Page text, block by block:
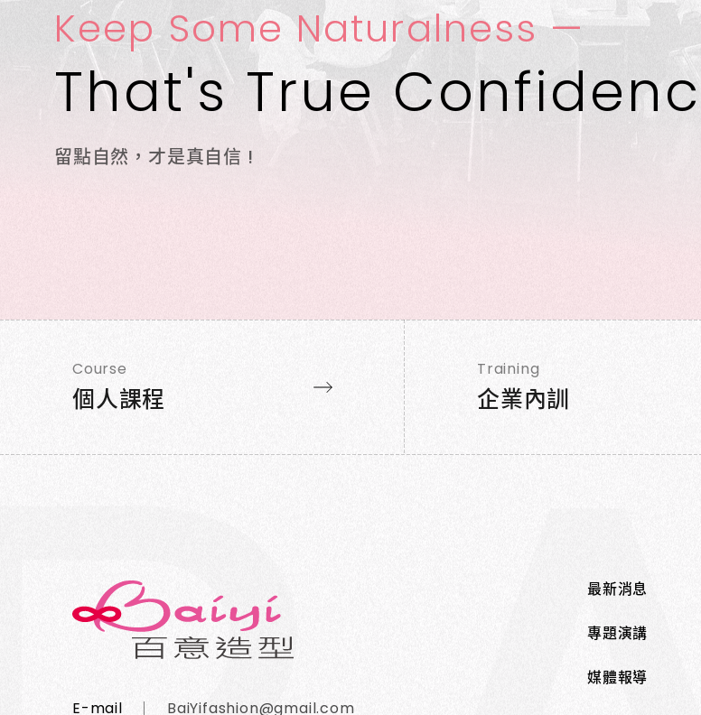
Keep Some Naturalness —
That's TrueConfidenc
留點自然，才是真自信 !
Course
個人課程
Training
企業內訓
E-mail BaiYifashion@gmail.com
最新消息
專題演講
媒體報導